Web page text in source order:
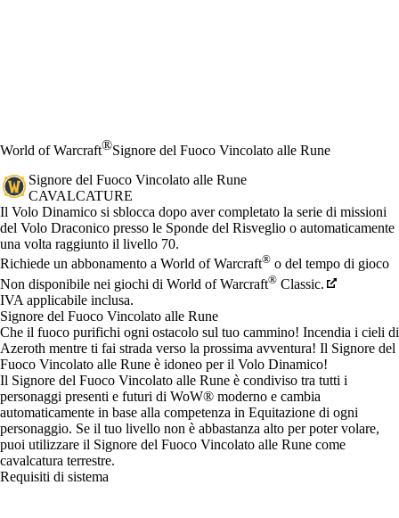
World of Warcraft®Signore del Fuoco Vincolato alle Rune
Signore del Fuoco Vincolato alle Rune
CAVALCATURE
Prezzo
Available actions
Il Volo Dinamico si sblocca dopo aver completato la serie di missioni
del Volo Draconico presso le Sponde del Risveglio o automaticamente
una volta raggiunto il livello 70.
Richiede un abbonamento a World of Warcraft® o del tempo di gioco
Non disponibile nei giochi di World of Warcraft® Classic.
IVA applicabile inclusa.
Signore del Fuoco Vincolato alle Rune
Che il fuoco purifichi ogni ostacolo sul tuo cammino! Incendia i cieli di
Azeroth mentre ti fai strada verso la prossima avventura! Il Signore del
Fuoco Vincolato alle Rune è idoneo per il Volo Dinamico!
Il Signore del Fuoco Vincolato alle Rune è condiviso tra tutti i
personaggi presenti e futuri di WoW® moderno e cambia
automaticamente in base alla competenza in Equitazione di ogni
personaggio. Se il tuo livello non è abbastanza alto per poter volare,
puoi utilizzare il Signore del Fuoco Vincolato alle Rune come
cavalcatura terrestre.
Requisiti di sistema